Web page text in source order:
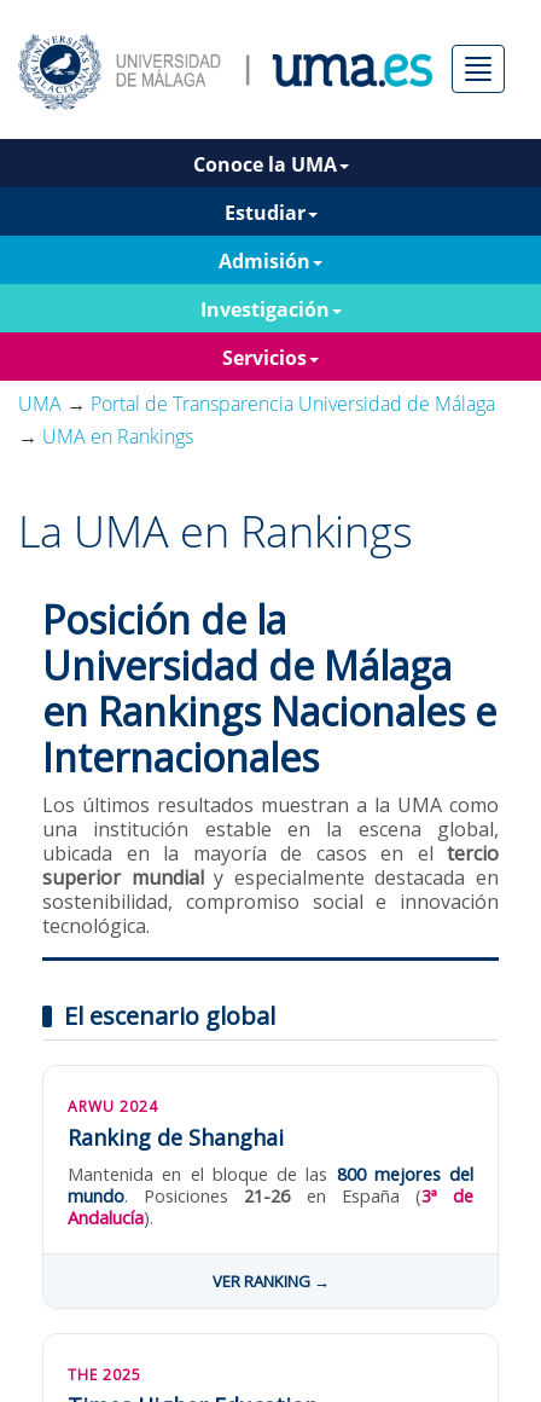
Menú
Conoce la UMA
Estudiar
Admisión
Investigación
Servicios
UMA → Portal de Transparencia Universidad de Málaga
→ UMA en Rankings
La UMA en Rankings
Posición de la
Universidad de Málaga
en Rankings Nacionales e
Internacionales
Los últimos resultados muestran a la UMA como
una institución estable en la escena global,
ubicada en la mayoría de casos en el tercio
superior mundialy especialmente destacada en
sostenibilidad, compromiso social e innovación
tecnológica.
El escenario global
ARWU 2024
Ranking de Shanghai
Mantenida en el bloque de las 800 mejores del
mundo. Posiciones 21-26en España (3ª de
Andalucía).
VER RANKING →
THE 2025